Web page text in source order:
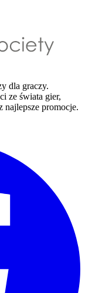
dla graczy.
ze świata gier,
najlepsze promocje.